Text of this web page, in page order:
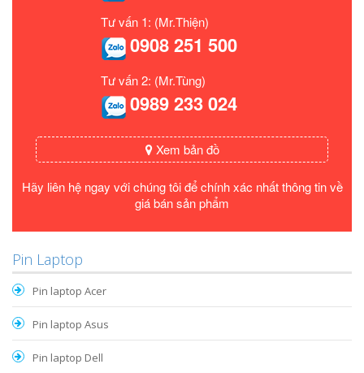
Tư vấn 1: (Mr.Thiện)
0908 251 500
Tư vấn 2: (Mr.Tùng)
0989 233 024
Xem bản đồ
Hãy liên hệ ngay với chúng tôi để chính xác nhất thông tin về
giá bán sản phẩm
Pin Laptop
Pin laptop Acer
Pin laptop Asus
Pin laptop Dell